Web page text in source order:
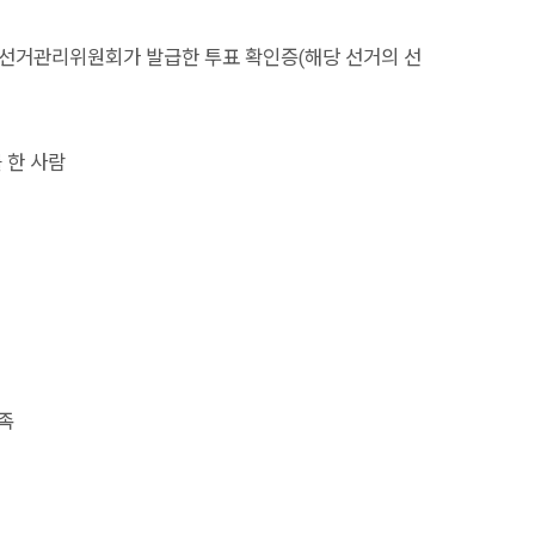
거관리위원회가 발급한 투표 확인증(해당 선거의 선
한 사람